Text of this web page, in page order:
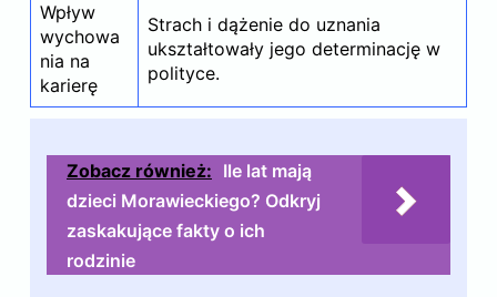
Wpływ
wychowa
nia na
karierę
Strach i dążenie do uznania
ukształtowały jego determinację w
polityce.
Zobacz również: Ile lat mają
dzieci Morawieckiego? Odkryj
zaskakujące fakty o ich
rodzinie